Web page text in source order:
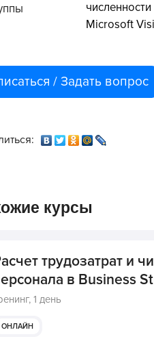
Microsoft
/ Задать вопрос
курсы
трудозатрат и
в Business
1 день
ОНЛАЙН